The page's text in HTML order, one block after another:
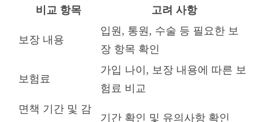
비교 항목
고려 사항
보장 내용
입원, 통원, 수술 등 필요한 보
장 항목 확인
보험료
가입 나이, 보장 내용에 따른 보
험료 비교
면책 기간 및 감
기간 확인 및 유의사항 확인